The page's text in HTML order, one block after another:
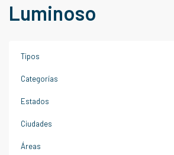
Luminoso
Tipos
Categorías
Estados
Ciudades
Áreas